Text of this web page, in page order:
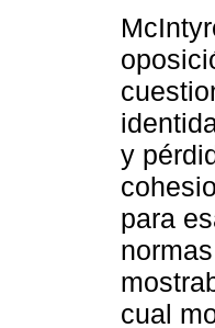
y
para
cual